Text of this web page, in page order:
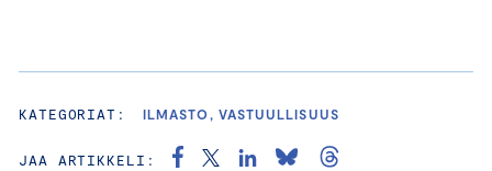
KATEGORIAT: ILMASTO, VASTUULLISUUS
JAA ARTIKKELI: